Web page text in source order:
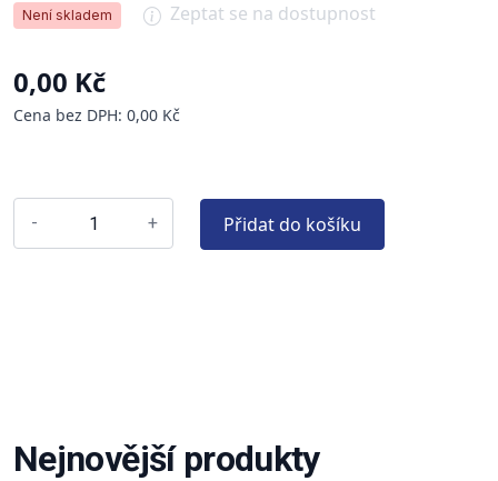
Není skladem Zeptat se na dostupnost
0,00 Kč
Cena bez DPH: 0,00 Kč
- + Přidat do košíku
Nejnovější produkty